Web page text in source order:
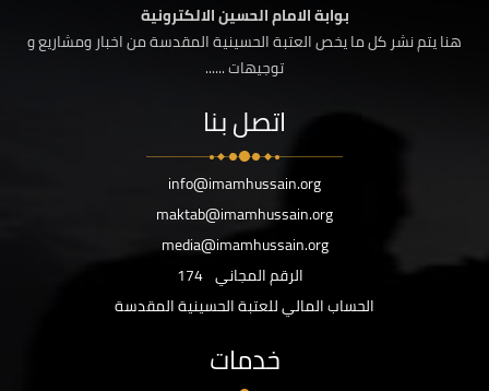
بوابة الامام الحسين الالكترونية
هنا يتم نشر كل ما يخص العتبة الحسينية المقدسة من اخبار ومشاريع و
توجيهات ......
اتصل بنا
info@imamhussain.org
maktab@imamhussain.org
media@imamhussain.org
الرقم المجاني 174
الحساب المالي للعتبة الحسينية المقدسة
خدمات